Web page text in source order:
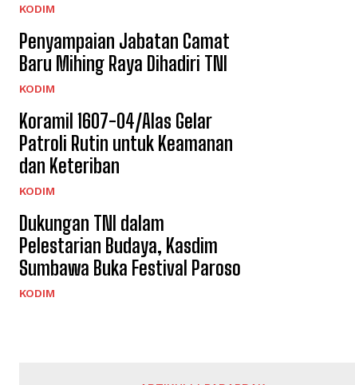
KODIM
Penyampaian Jabatan Camat
Baru Mihing Raya Dihadiri TNI
KODIM
Koramil 1607-04/Alas Gelar
Patroli Rutin untuk Keamanan
dan Keteriban
KODIM
Dukungan TNI dalam
Pelestarian Budaya, Kasdim
Sumbawa Buka Festival Paroso
KODIM